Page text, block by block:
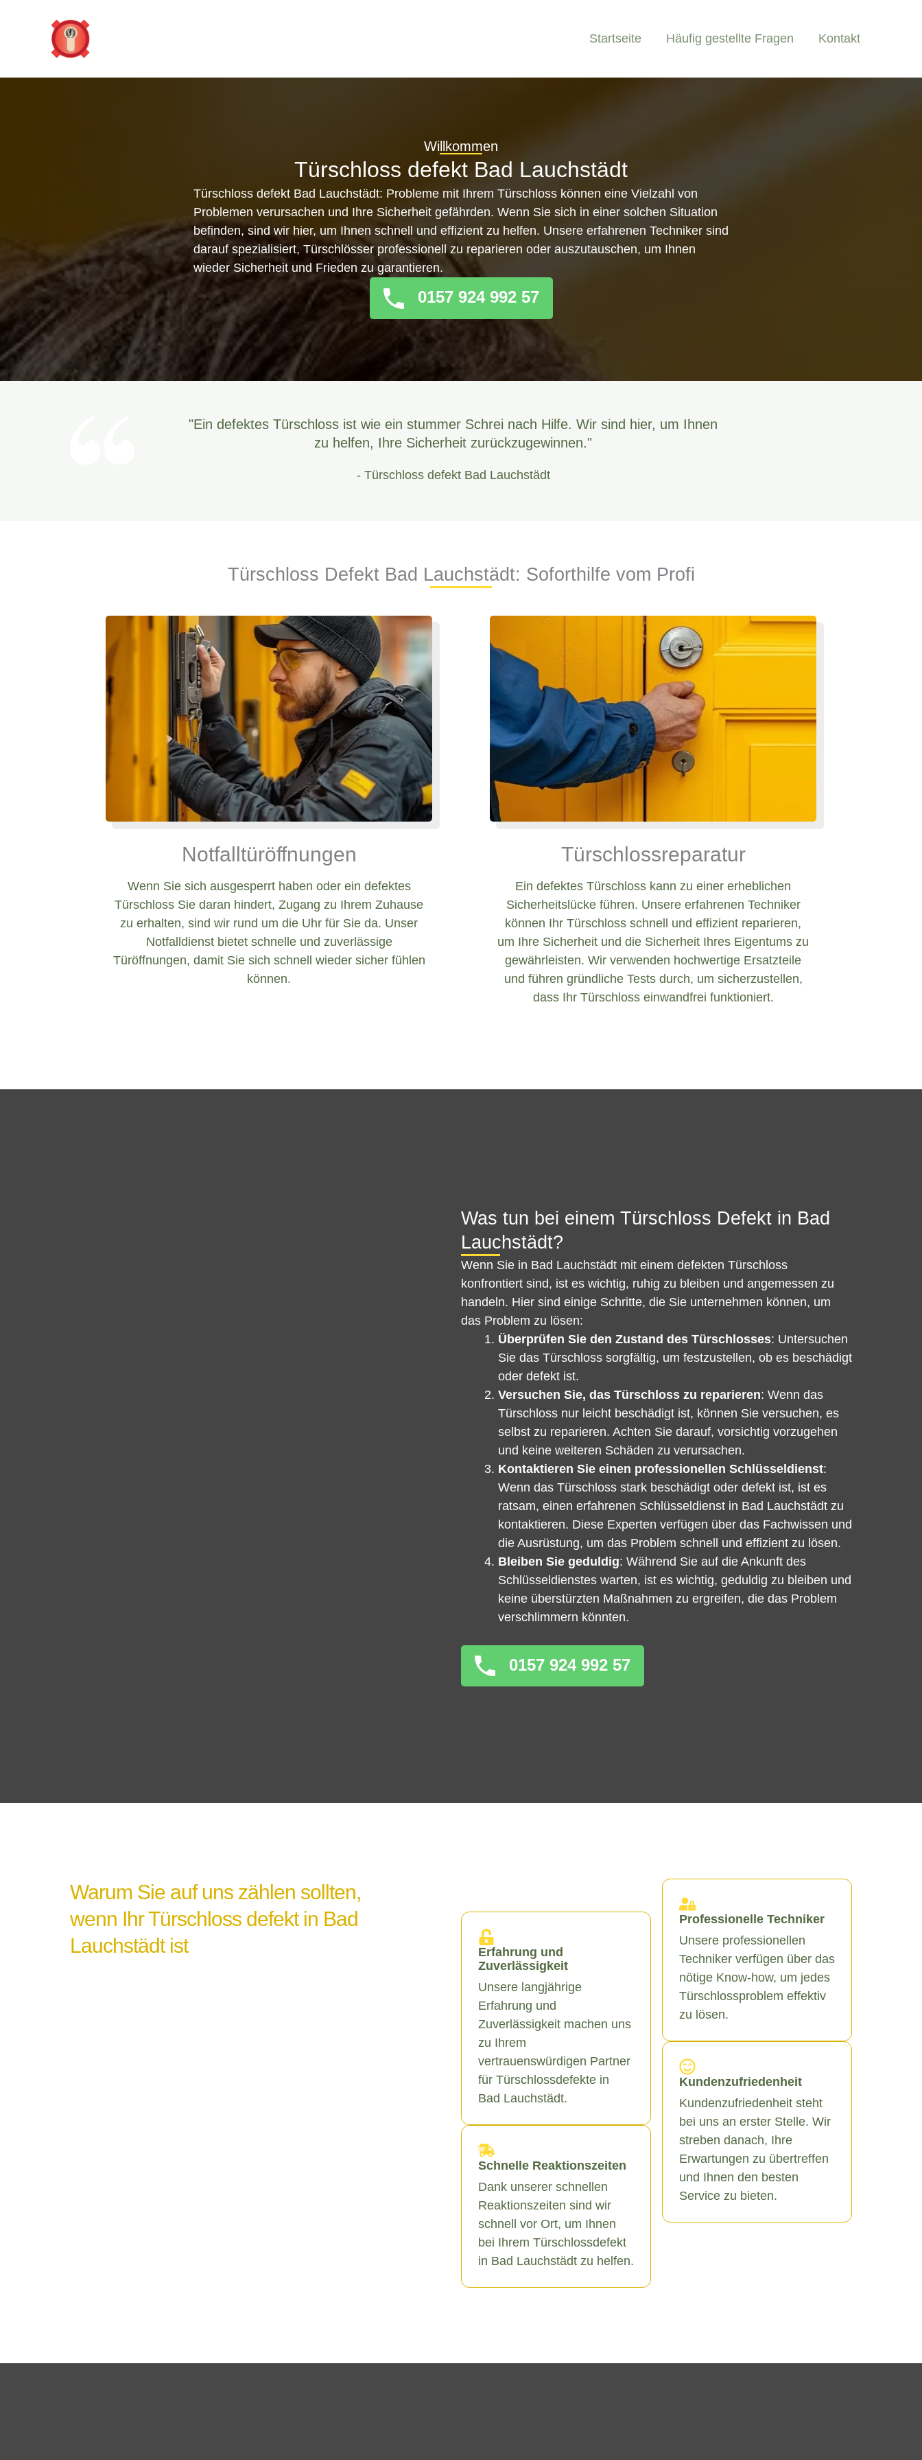
Startseite Häufig gestellte Fragen Kontakt
Willkommen
Türschloss defekt Bad Lauchstädt
Türschloss defekt Bad Lauchstädt: Probleme mit Ihrem Türschloss können eine Vielzahl von
Problemen verursachen und Ihre Sicherheit gefährden. Wenn Sie sich in einer solchen Situation
befinden, sind wir hier, um Ihnen schnell und effizient zu helfen. Unsere erfahrenen Techniker sind
darauf spezialisiert, Türschlösser professionell zu reparieren oder auszutauschen, um Ihnen
wieder Sicherheit und Frieden zu garantieren.
0157 924 992 57
"Ein defektes Türschloss ist wie ein stummer Schrei nach Hilfe. Wir sind hier, um Ihnen
zu helfen, Ihre Sicherheit zurückzugewinnen."
- Türschloss defekt Bad Lauchstädt
Türschloss Defekt Bad Lauchstädt: Soforthilfe vom Profi
Notfalltüröffnungen
Wenn Sie sich ausgesperrt haben oder ein defektes
Türschloss Sie daran hindert, Zugang zu Ihrem Zuhause
zu erhalten, sind wir rund um die Uhr für Sie da. Unser
Notfalldienst bietet schnelle und zuverlässige
Türöffnungen, damit Sie sich schnell wieder sicher fühlen
können.
Türschlossreparatur
Ein defektes Türschloss kann zu einer erheblichen
Sicherheitslücke führen. Unsere erfahrenen Techniker
können Ihr Türschloss schnell und effizient reparieren,
um Ihre Sicherheit und die Sicherheit Ihres Eigentums zu
gewährleisten. Wir verwenden hochwertige Ersatzteile
und führen gründliche Tests durch, um sicherzustellen,
dass Ihr Türschloss einwandfrei funktioniert.
Was tun bei einem Türschloss Defekt in Bad
Lauchstädt?
Wenn Sie in Bad Lauchstädt mit einem defekten Türschloss
konfrontiert sind, ist es wichtig, ruhig zu bleiben und angemessen zu
handeln. Hier sind einige Schritte, die Sie unternehmen können, um
das Problem zu lösen:
Überprüfen Sie den Zustand des Türschlosses: Untersuchen
Sie das Türschloss sorgfältig, um festzustellen, ob es beschädigt
oder defekt ist.
Versuchen Sie, das Türschloss zu reparieren: Wenn das
Türschloss nur leicht beschädigt ist, können Sie versuchen, es
selbst zu reparieren. Achten Sie darauf, vorsichtig vorzugehen
und keine weiteren Schäden zu verursachen.
Kontaktieren Sie einen professionellen Schlüsseldienst:
Wenn das Türschloss stark beschädigt oder defekt ist, ist es
ratsam, einen erfahrenen Schlüsseldienst in Bad Lauchstädt zu
kontaktieren. Diese Experten verfügen über das Fachwissen und
die Ausrüstung, um das Problem schnell und effizient zu lösen.
Bleiben Sie geduldig: Während Sie auf die Ankunft des
Schlüsseldienstes warten, ist es wichtig, geduldig zu bleiben und
keine überstürzten Maßnahmen zu ergreifen, die das Problem
verschlimmern könnten.
0157 924 992 57
Warum Sie auf uns zählen sollten,
wenn Ihr Türschloss defekt in Bad
Lauchstädt ist
Erfahrung und
Zuverlässigkeit
Unsere langjährige
Erfahrung und
Zuverlässigkeit machen uns
zu Ihrem
vertrauenswürdigen Partner
für Türschlossdefekte in
Bad Lauchstädt.
Schnelle Reaktionszeiten
Dank unserer schnellen
Reaktionszeiten sind wir
schnell vor Ort, um Ihnen
bei Ihrem Türschlossdefekt
in Bad Lauchstädt zu helfen.
Professionelle Techniker
Unsere professionellen
Techniker verfügen über das
nötige Know-how, um jedes
Türschlossproblem effektiv
zu lösen.
Kundenzufriedenheit
Kundenzufriedenheit steht
bei uns an erster Stelle. Wir
streben danach, Ihre
Erwartungen zu übertreffen
und Ihnen den besten
Service zu bieten.